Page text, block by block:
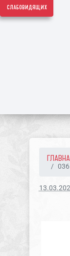
слабовидящих
036